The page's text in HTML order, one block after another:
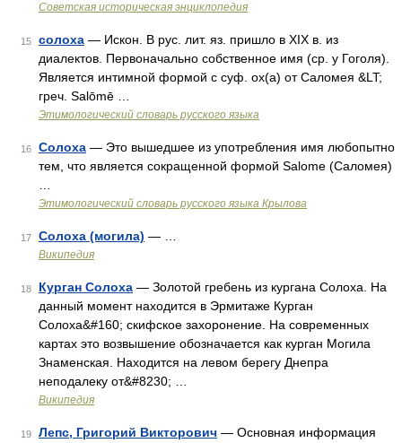
Советская историческая энциклопедия
15 солоха — Искон. В рус. лит. яз. пришло в XIX в. из
диалектов. Первоначально собственное имя (ср. у Гоголя).
Является интимной формой с суф. ох(а) от Саломея &LT;
греч. Salōmē …
Этимологический словарь русского языка
16 Солоха — Это вышедшее из употребления имя любопытно
тем, что является сокращенной формой Salome (Саломея)
Этимологический словарь русского языка Крылова
17 Солоха (могила) — …
Википедия
18 Курган Солоха — Золотой гребень из кургана Солоха. На
данный момент находится в Эрмитаже Курган
Солоха&#160; скифское захоронение. На современных
картах это возвышение обозначается как курган Могила
Знаменская. Находится на левом берегу Днепра
неподалеку от&#8230; …
Википедия
19 Лепс, Григорий Викторович — Основная информация